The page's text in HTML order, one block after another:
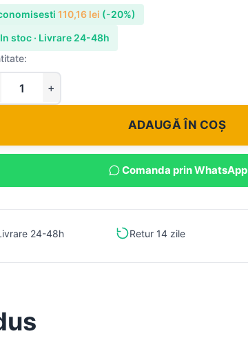
110,16 lei (-20%)
In stoc · Livrare 24-48h
ADAUGĂ ÎN COȘ
Comanda prin WhatsApp
24-48h Retur 14 zile